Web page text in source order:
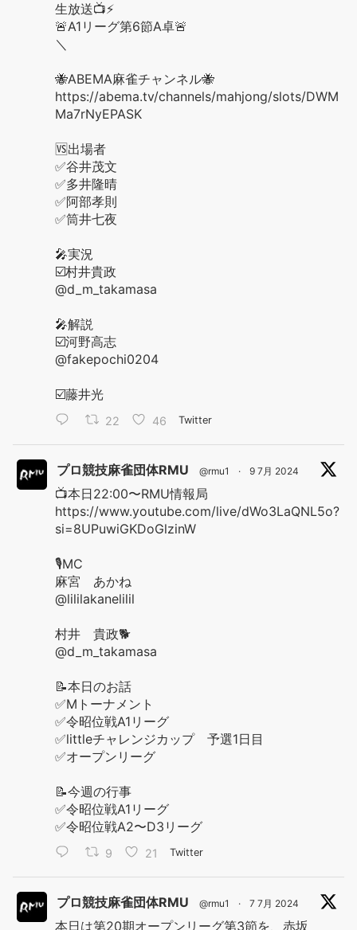
生放送📺⚡️
🚨A1リーグ第6節A卓🚨
＼
🐝ABEMA麻雀チャンネル🐝
https://abema.tv/channels/mahjong/slots/DWM
Ma7rNyEPASK
🆚出場者
✅谷井茂文
✅多井隆晴
✅阿部孝則
✅筒井七夜
🎤実況
☑️村井貴政
@d_m_takamasa
🎤解説
☑️河野高志
@fakepochi0204
☑️藤井光
22 46 Twitter
プロ競技麻雀団体RMU @rmu1 · 9 7月 2024
📺本日22:00〜RMU情報局
https://www.youtube.com/live/dWo3LaQNL5o?
si=8UPuwiGKDoGlzinW
🎙️MC
麻宮 あかね
@lililakanelilil
村井 貴政🐕
@d_m_takamasa
📝本日のお話
✅Mトーナメント
✅令昭位戦A1リーグ
✅littleチャレンジカップ 予選1日目
✅オープンリーグ
📝今週の行事
✅令昭位戦A1リーグ
✅令昭位戦A2〜D3リーグ
9 21 Twitter
プロ競技麻雀団体RMU @rmu1 · 7 7月 2024
本日は第20期オープンリーグ第3節を、赤坂